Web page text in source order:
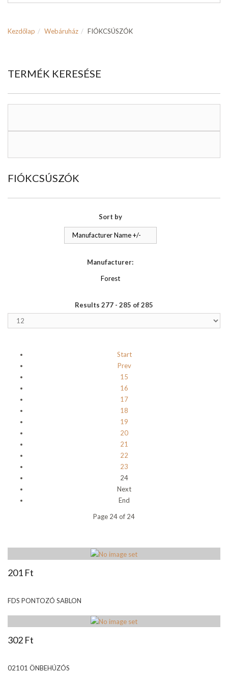
Kezdőlap Webáruház FIÓKCSÚSZÓK
TERMÉK KERESÉSE
FIÓKCSÚSZÓK
Sort by
Manufacturer Name +/-
Manufacturer:
Forest
Results 277 - 285 of 285
Start
Prev
15
16
17
18
19
20
21
22
23
24
Next
End
Page 24 of 24
201 Ft
FDS PONTOZÓ SABLON
302 Ft
02101 ÖNBEHÚZÓS